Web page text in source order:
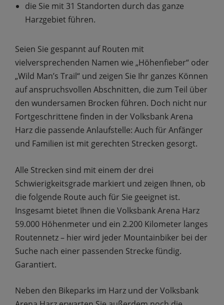
die Sie mit 31 Standorten durch das ganze
Harzgebiet führen.
Seien Sie gespannt auf Routen mit
vielversprechenden Namen wie „Höhenfieber“ oder
„Wild Man’s Trail“ und zeigen Sie Ihr ganzes Können
auf anspruchsvollen Abschnitten, die zum Teil über
den wundersamen Brocken führen. Doch nicht nur
Fortgeschrittene finden in der Volksbank Arena
Harz die passende Anlaufstelle: Auch für Anfänger
und Familien ist mit gerechten Strecken gesorgt.
Alle Strecken sind mit einem der drei
Schwierigkeitsgrade markiert und zeigen Ihnen, ob
die folgende Route auch für Sie geeignet ist.
Insgesamt bietet Ihnen die Volksbank Arena Harz
59.000 Höhenmeter und ein 2.200 Kilometer langes
Routennetz – hier wird jeder Mountainbiker bei der
Suche nach einer passenden Strecke fündig.
Garantiert.
Neben den Bikeparks im Harz und der Volksbank